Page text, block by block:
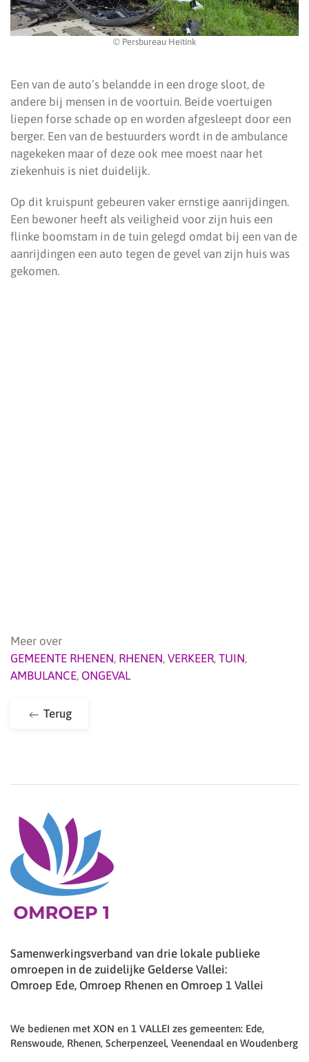
© Persbureau Heitink
Een van de auto’s belandde in een droge sloot, de
andere bij mensen in de voortuin. Beide voertuigen
liepen forse schade op en worden afgesleept door een
berger. Een van de bestuurders wordt in de ambulance
nagekeken maar of deze ook mee moest naar het
ziekenhuis is niet duidelijk.
Op dit kruispunt gebeuren vaker ernstige aanrijdingen.
Een bewoner heeft als veiligheid voor zijn huis een
flinke boomstam in de tuin gelegd omdat bij een van de
aanrijdingen een auto tegen de gevel van zijn huis was
gekomen.
Meer over
GEMEENTE RHENEN, RHENEN, VERKEER, TUIN,
AMBULANCE, ONGEVAL
Terug
Samenwerkingsverband van drie lokale publieke
omroepen in de zuidelijke Gelderse Vallei:
Omroep Ede, Omroep Rhenen en Omroep 1 Vallei
We bedienen met XON en 1 VALLEI zes gemeenten: Ede,
Renswoude, Rhenen, Scherpenzeel, Veenendaal en Woudenberg